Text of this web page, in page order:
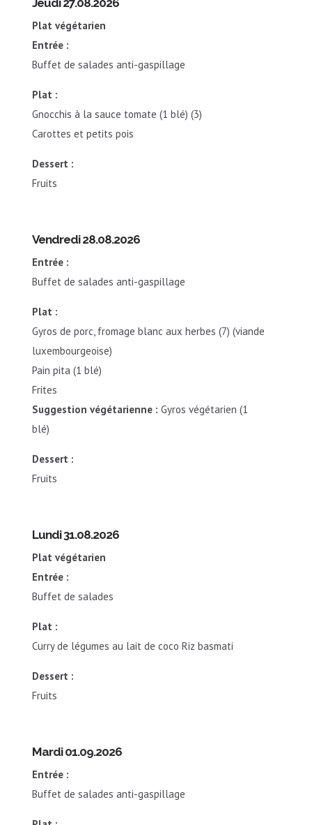
Jeudi 27.08.2026
Plat végétarien
Entrée :
Buffet de salades anti-gaspillage
Plat :
Gnocchis à la sauce tomate (1 blé) (3)
Carottes et petits pois
Dessert :
Fruits
Vendredi 28.08.2026
Entrée :
Buffet de salades anti-gaspillage
Plat :
Gyros de porc, fromage blanc aux herbes (7) (viande
luxembourgeoise)
Pain pita (1 blé)
Frites
Suggestion végétarienne : Gyros végétarien (1
blé)
Dessert :
Fruits
Lundi 31.08.2026
Plat végétarien
Entrée :
Buffet de salades
Plat :
Curry de légumes au lait de coco Riz basmati
Dessert :
Fruits
Mardi 01.09.2026
Entrée :
Buffet de salades anti-gaspillage